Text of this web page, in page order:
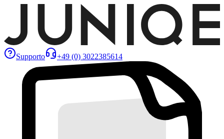
Supporto +49 (0) 3022385614